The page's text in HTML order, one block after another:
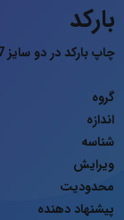
بارکد
چاپ بارکد در دو سایز 7 و 9 سانتی متری
گروه
اندازه
شناسه
ویرایش
محدودیت
پیشنهاد دهنده